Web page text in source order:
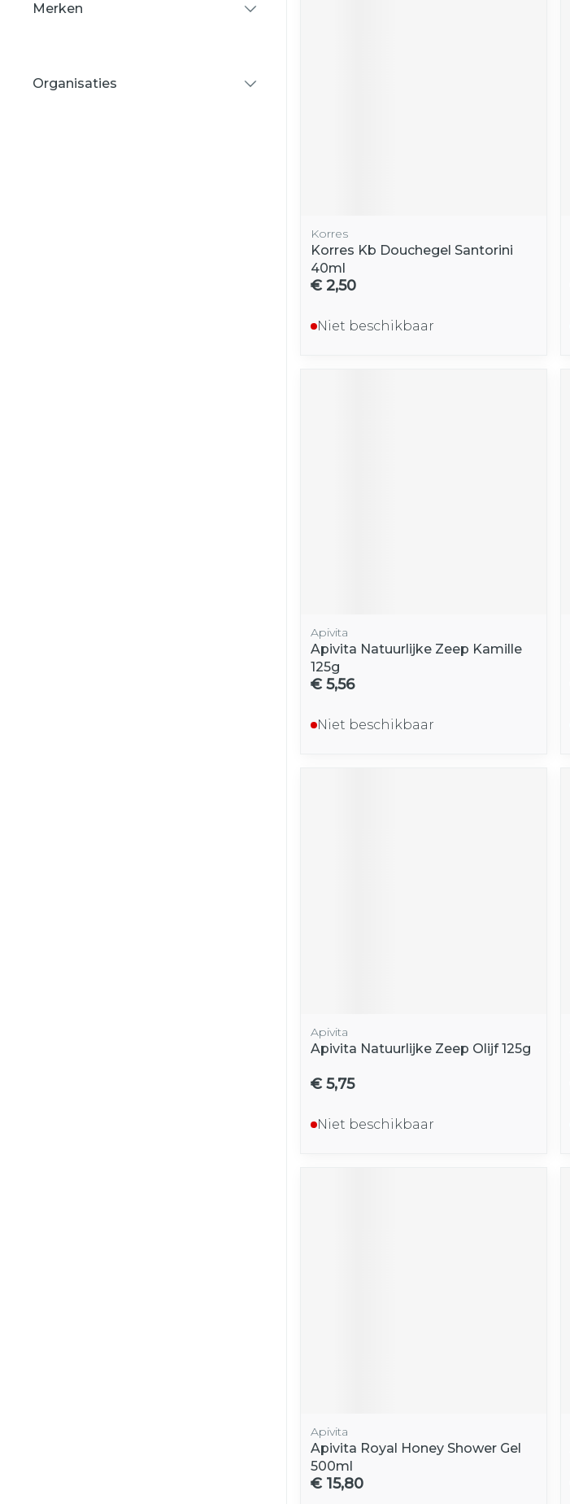
Merken
Organisaties
Korres
Korres Kb Douchegel Santorini
40ml
€ 2,50
Niet beschikbaar
Apivita
Apivita Natuurlijke Zeep Kamille
125g
€ 5,56
Niet beschikbaar
Apivita
Apivita Natuurlijke Zeep Olijf 125g
€ 5,75
Niet beschikbaar
Apivita
Apivita Royal Honey Shower Gel
500ml
€ 15,80